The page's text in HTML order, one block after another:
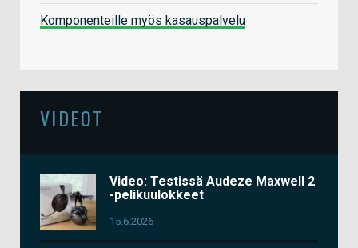
Komponenteille myös kasauspalvelu
VIDEOT
Video: Testissä Audeze Maxwell 2
-pelikuulokkeet
15.6.2026